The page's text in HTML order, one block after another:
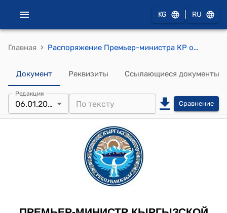
KG RU
Главная › Распоряжение Премьер-министра КР от 6 января 2011 года № 33 (О Ниязове Ф.А.)
Документ Реквизиты Ссылающиеся документы
Редакция
06.01.2011 Сравнение